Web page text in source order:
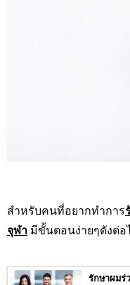
สำหรับคนที่อยากทำการ
จุฬา มีขั้นตอนง่ายๆดังต่อ
รักษาผมร่